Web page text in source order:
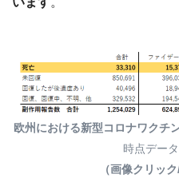
欧州における新型コロナワクチ
時点デー
（画像クリッ